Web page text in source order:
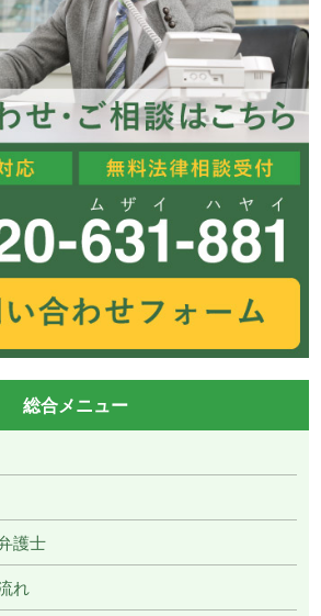
総合メニュー
護士
れ